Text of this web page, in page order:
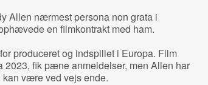
Allen nærmest persona non grata i
en filmkontrakt med ham.
produceret og indspillet i Europa. Film
2023, fik pæne anmeldelser, men Allen har
kan være ved vejs ende.